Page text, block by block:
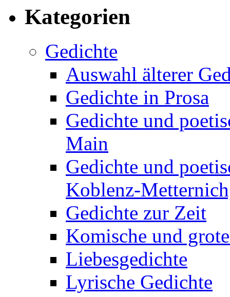
Kategorien
Gedichte
Auswahl älterer
Gedichte in Prosa
Gedichte und
Main
Gedichte und
Koblenz-
Gedichte zur Zeit
Komische und
Liebesgedichte
Lyrische Gedichte